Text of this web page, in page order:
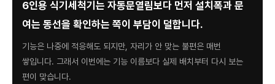
6인용 식기세척기는 자동문열림보다 먼저 설치폭과 문
여는 동선을 확인하는 쪽이 부담이 덜합니다.
기능은 나중에 적응해도 되지만, 자리가 안 맞는 불편은 매번
쌓입니다. 그래서 이번에는 기능 이름보다 실제 배치부터 다시 보는
편이 맞습니다.